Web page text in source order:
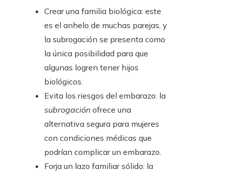
Crear una familia biológica: este
es el anhelo de muchas parejas, y
la subrogación se presenta como
la única posibilidad para que
algunas logren tener hijos
biológicos.
Evita los riesgos del embarazo: la
subrogación ofrece una
alternativa segura para mujeres
con condiciones médicas que
podrían complicar un embarazo.
Forja un lazo familiar sólido: la